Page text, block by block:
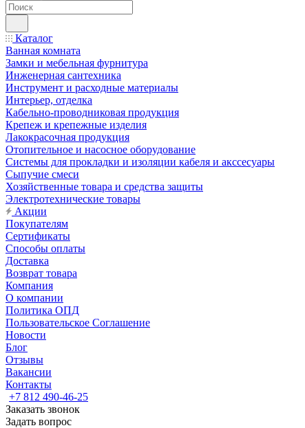
Каталог
Ванная комната
Замки и мебельная фурнитура
Инженерная сантехника
Инструмент и расходные материалы
Интерьер, отделка
Кабельно-проводниковая продукция
Крепеж и крепежные изделия
Лакокрасочная продукция
Отопительное и насосное оборудование
Системы для прокладки и изоляции кабеля и акссесуары
Сыпучие смеси
Хозяйственные товара и средства защиты
Электротехнические товары
Акции
Покупателям
Сертификаты
Способы оплаты
Доставка
Возврат товара
Компания
О компании
Политика ОПД
Пользовательское Соглашение
Новости
Блог
Отзывы
Вакансии
Контакты
+7 812 490-46-25
Заказать звонок
Задать вопрос